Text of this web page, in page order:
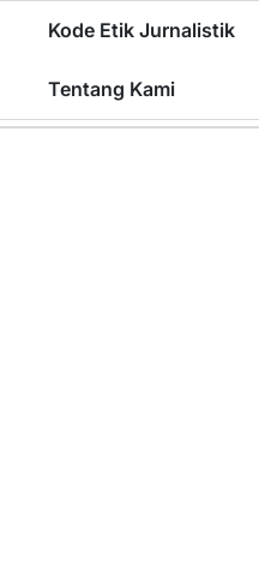
content
Kode Etik Jurnalistik
Tentang Kami